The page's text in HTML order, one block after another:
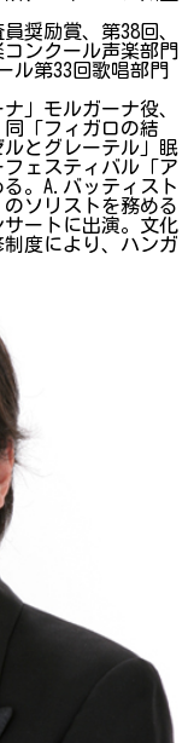
奨励賞、第38回、
ンクール声楽部門
ル第33回歌唱部門
」モルガーナ役、
「フィガロの結
とグレーテル」眠
ェスティバル「ア
。A.バッティスト
ソリストを務める
ートに出演。文化
度により、ハンガ